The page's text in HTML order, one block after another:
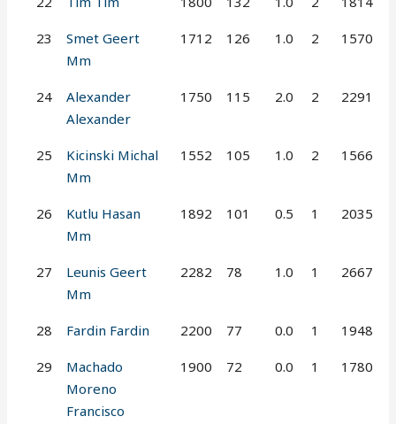
23
Smet Geert
Mm
1712 126 1.0 2 1570
24
Alexander
Alexander
1750 115 2.0 2 2291
25
Kicinski Michal
Mm
1552 105 1.0 2 1566
26
Kutlu Hasan
Mm
1892 101 0.5 1 2035
27
Leunis Geert
Mm
2282 78 1.0 1 2667
28 Fardin Fardin 2200 77 0.0 1 1948
29
Machado
Moreno
Francisco
1900 72 0.0 1 1780